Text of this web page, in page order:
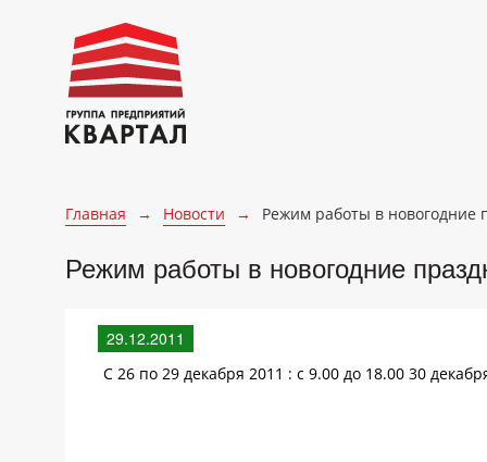
Главная → Новости → Режим работы в новогодние
Режим работы в новогодние
29.12.2011
С 26 по 29 декабря 2011 : с 9.00 до 18.00 30